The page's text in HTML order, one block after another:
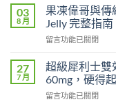
凍
偉
哥
vs
統
偉
完
03
8 月
果凍偉哥與傳
Jelly 完整指南
在
凍
偉
哥
與
留言功能已關閉
27
7 月
超級犀利士雙
60mg，硬得
在
留言功能已關閉